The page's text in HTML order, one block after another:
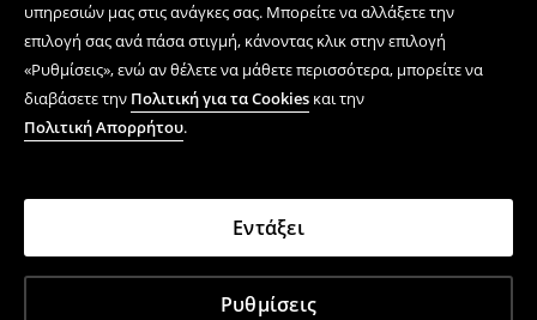
υπηρεσιών μας στις ανάγκες σας. Μπορείτε να αλλάξετε την
επιλογή σας ανά πάσα στιγμή, κάνοντας κλικ στην επιλογή
«Ρυθμίσεις», ενώ αν θέλετε να μάθετε περισσότερα, μπορείτε να
διαβάσετε την Πολιτική για τα Cookies και την
Πολιτική Απορρήτου.
Ρυθμίσεις
Εντάξει